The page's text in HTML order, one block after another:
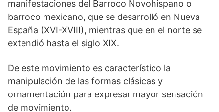
manifestaciones del Barroco Novohispano o
barroco mexicano, que se desarrolló en Nueva
España (XVI-XVIII), mientras que en el norte se
extendió hasta el siglo XIX.
De este movimiento es característico la
manipulación de las formas clásicas y
ornamentación para expresar mayor sensación
de movimiento.